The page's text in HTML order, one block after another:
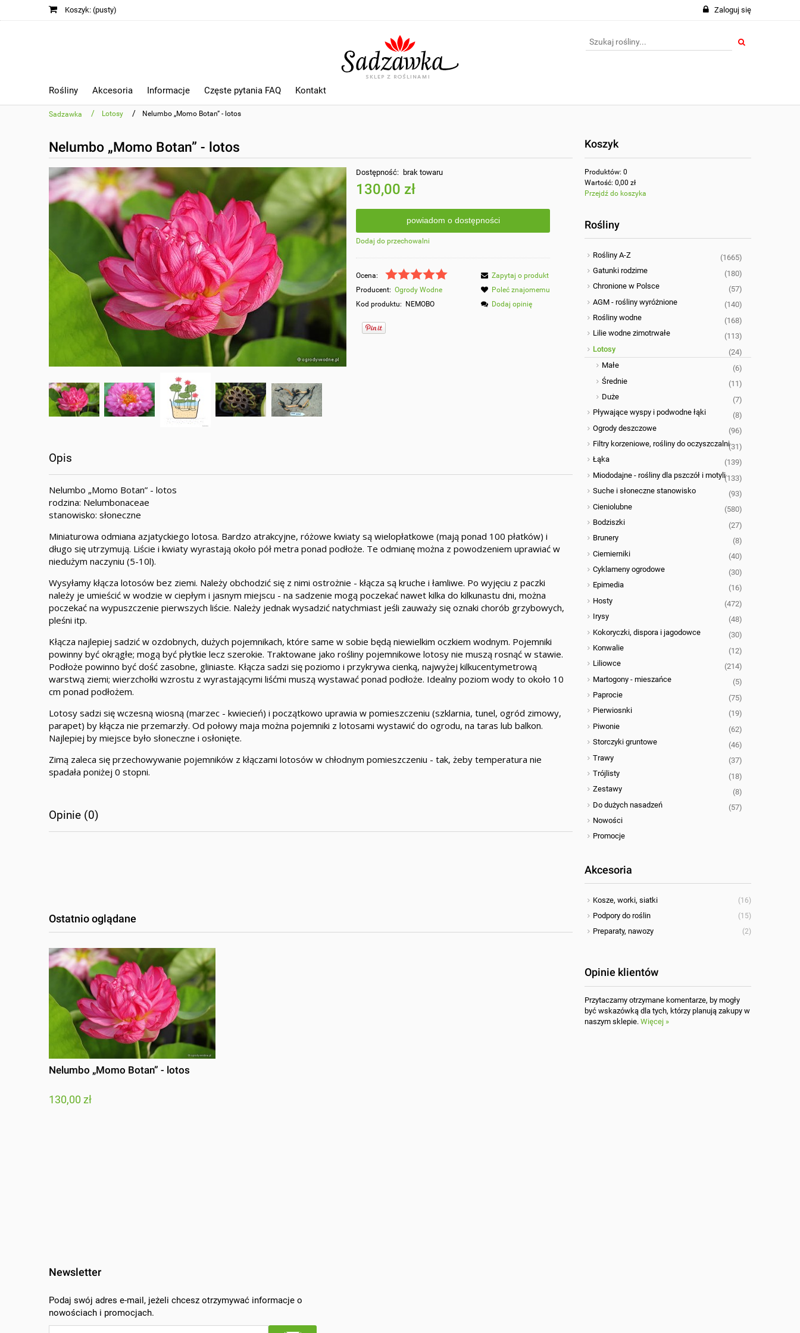
Zaloguj się
Koszyk: (pusty)
Rośliny Akcesoria Informacje Częste pytania FAQ Kontakt
Sadzawka / Lotosy / Nelumbo „Momo Botan” - lotos
Nelumbo „Momo Botan” - lotos
Dostępność: brak towaru
130,00 zł
powiadom o dostępności
Dodaj do przechowalni
Ocena:
Producent: Ogrody Wodne
Kod produktu: NEMOBO
Zapytaj o produkt
Poleć znajomemu
Dodaj opinię
Opis
Nelumbo „Momo Botan” - lotos
rodzina: Nelumbonaceae
stanowisko: słoneczne
Miniaturowa odmiana azjatyckiego lotosa. Bardzo atrakcyjne, różowe kwiaty są wielopłatkowe (mają ponad 100 płatków) i
długo się utrzymują. Liście i kwiaty wyrastają około pół metra ponad podłoże. Te odmianę można z powodzeniem uprawiać w
niedużym naczyniu (5-10l).
Wysyłamy kłącza lotosów bez ziemi. Należy obchodzić się z nimi ostrożnie - kłącza są kruche i łamliwe. Po wyjęciu z paczki
należy je umieścić w wodzie w ciepłym i jasnym miejscu - na sadzenie mogą poczekać nawet kilka do kilkunastu dni, można
poczekać na wypuszczenie pierwszych liście. Należy jednak wysadzić natychmiast jeśli zauważy się oznaki chorób grzybowych,
pleśni itp.
Kłącza najlepiej sadzić w ozdobnych, dużych pojemnikach, które same w sobie będą niewielkim oczkiem wodnym. Pojemniki
powinny być okrągłe; mogą być płytkie lecz szerokie. Traktowane jako rośliny pojemnikowe lotosy nie muszą rosnąć w stawie.
Podłoże powinno być dość zasobne, gliniaste. Kłącza sadzi się poziomo i przykrywa cienką, najwyżej kilkucentymetrową
warstwą ziemi; wierzchołki wzrostu z wyrastającymi liśćmi muszą wystawać ponad podłoże. Idealny poziom wody to około 10
cm ponad podłożem.
Lotosy sadzi się wczesną wiosną (marzec - kwiecień) i początkowo uprawia w pomieszczeniu (szklarnia, tunel, ogród zimowy,
parapet) by kłącza nie przemarzły. Od połowy maja można pojemniki z lotosami wystawić do ogrodu, na taras lub balkon.
Najlepiej by miejsce było słoneczne i osłonięte.
Zimą zaleca się przechowywanie pojemników z kłączami lotosów w chłodnym pomieszczeniu - tak, żeby temperatura nie
spadała poniżej 0 stopni.
Opinie (0)
Ostatnio oglądane
Nelumbo „Momo Botan” - lotos
130,00 zł
Koszyk
Produktów: 0
Wartość: 0,00 zł
Przejdź do koszyka
Rośliny
Rośliny A-Z
(1665)
Gatunki rodzime
(180)
Chronione w Polsce
(57)
AGM - rośliny wyróżnione
(140)
Rośliny wodne
(168)
Lilie wodne zimotrwałe
(113)
Lotosy
(24)
Małe
(6)
Średnie
(11)
Duże
(7)
Pływające wyspy i podwodne łąki
(8)
Ogrody deszczowe
(96)
Filtry korzeniowe, rośliny do oczyszczalni(31)
Łąka
(139)
Miododajne - rośliny dla pszczół i motyli(133)
Suche i słoneczne stanowisko
(93)
Cieniolubne
(580)
Bodziszki
(27)
Brunery
(8)
Ciemierniki
(40)
Cyklameny ogrodowe
(30)
Epimedia
(16)
Hosty
(472)
Irysy
(48)
Kokoryczki, dispora i jagodowce
(30)
Konwalie
(12)
Liliowce
(214)
Martogony - mieszańce
(5)
Paprocie
(75)
Pierwiosnki
(19)
Piwonie
(62)
Storczyki gruntowe
(46)
Trawy
(37)
Trójlisty
(18)
Zestawy
(8)
Do dużych nasadzeń
(57)
Nowości
Promocje
Akcesoria
Kosze, worki, siatki (16)
Podpory do roślin (15)
Preparaty, nawozy (2)
Opinie klientów
Przytaczamy otrzymane komentarze, by mogły
być wskazówką dla tych, którzy planują zakupy w
naszym sklepie. Więcej »
Newsletter
Podaj swój adres e-mail, jeżeli chcesz otrzymywać informacje o
nowościach i promocjach.